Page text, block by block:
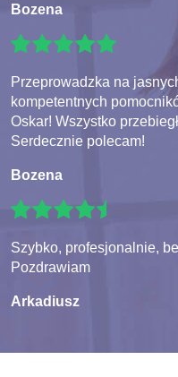
Bozena
Przeprowadzka na
kompetentnych
Oskar! Wszystko
Serdecznie polecam!
Bozena
Szybko, profesjonalnie,
Pozdrawiam
Arkadiusz